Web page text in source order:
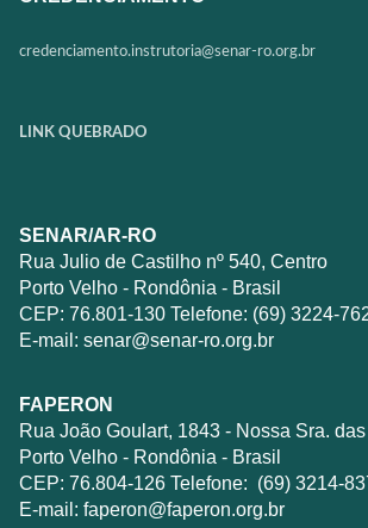
credenciamento.instrutoria@senar-ro.org.br
LINK QUEBRADO
SENAR/AR-RO
Rua Julio de Castilho nº 540, Centro
Porto Velho - Rondônia - Brasil
CEP: 76.801-130 Telefone: (69) 3224-
E-mail: senar@senar-ro.org.br
FAPERON
Rua João Goulart, 1843 - Nossa Sra.
Porto Velho - Rondônia - Brasil
CEP: 76.804-126 Telefone: (69) 3214-
E-mail: faperon@faperon.org.br